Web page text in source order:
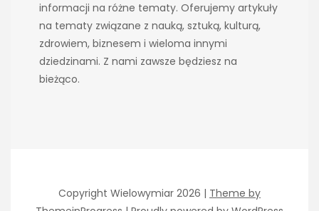
informacji na różne tematy. Oferujemy artykuły
na tematy związane z nauką, sztuką, kulturą,
zdrowiem, biznesem i wieloma innymi
dziedzinami. Z nami zawsze będziesz na
bieżąco.
Copyright Wielowymiar 2026 | Theme by